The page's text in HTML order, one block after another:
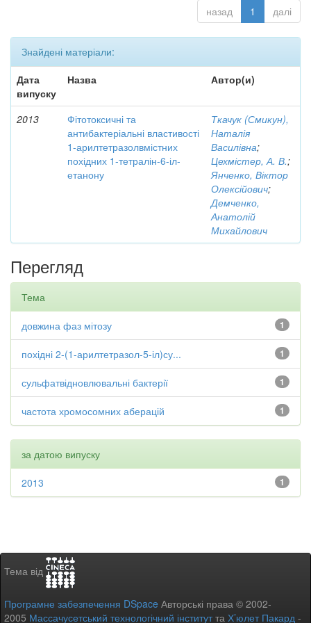
назад 1 далі
Знайдені матеріали:
Дата
випуску
Назва Автор(и)
2013
Фітотоксичні та
антибактеріальні властивості
1-арилтетразолвмістних
похідних 1-тетралін-6-іл-
етанону
Ткачук (Смикун),
Наталія
Василівна;
Цехмістер, А. В.;
Янченко, Віктор
Олексійович;
Демченко,
Анатолій
Михайлович
Перегляд
Тема
1
довжина фаз мітозу
1
похідні 2-(1-арилтетразол-5-іл)су...
1
сульфатвідновлювальні бактерії
1
частота хромосомних аберацій
за датою випуску
1
2013
Тема від
Програмне забезпечення DSpace Авторські права © 2002-
2005 Массачусетський технологічний інститутта Х’юлет Пакард -